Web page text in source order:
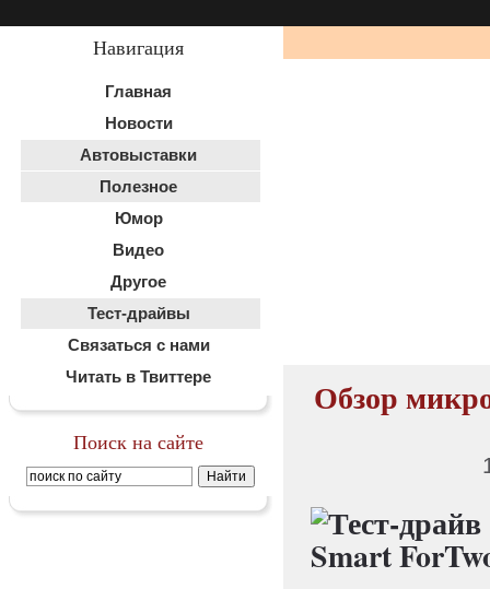
Навигация
Главная
Новости
Автовыставки
Полезное
Юмор
Видео
Другое
Тест-драйвы
Связаться с нами
Читать в Твиттере
Поиск на сайте
Обзор